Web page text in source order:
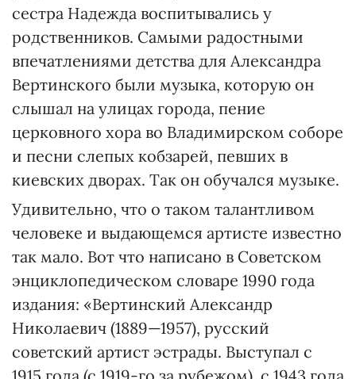
сестра Надежда воспитывались у
родственников. Самыми радостными
впечатлениями детства для Александра
Вертинского были музыка, которую он
слышал на улицах города, пение
церковного хора во Владимирском соборе
и песни слепых кобзарей, певших в
киевских дворах. Так он обучался музыке.
Удивительно, что о таком талантливом
человеке и выдающемся артисте известно
так мало. Вот что написано в Советском
энциклопедическом словаре 1990 года
издания: «Вертинский Александр
Николаевич (1889—1957), русский
советский артист эстрады. Выступал с